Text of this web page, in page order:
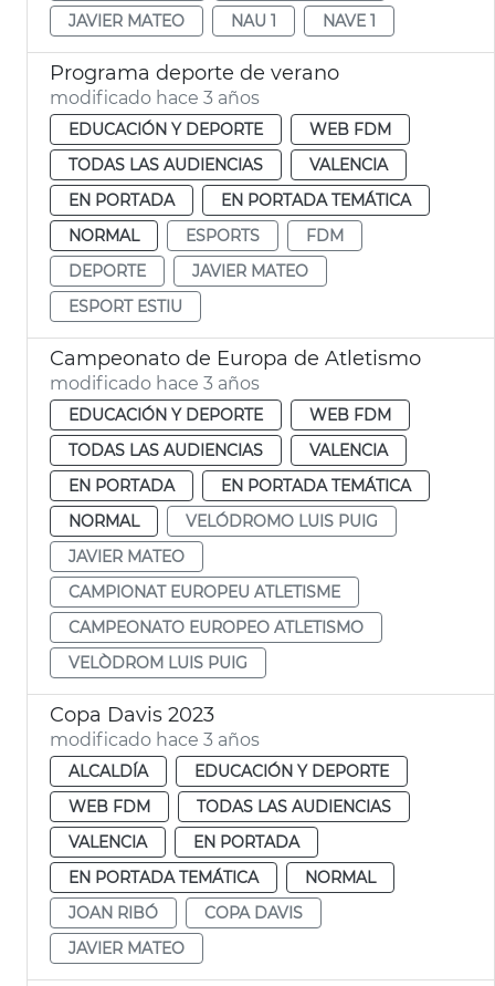
JAVIER MATEO
NAU 1 NAVE 1
Programa deporte de verano
modificado hace 3 años
EDUCACIÓN Y DEPORTE
WEB FDM
TODAS LAS AUDIENCIAS
VALENCIA
EN PORTADA
EN PORTADA TEMÁTICA
NORMAL
ESPORTS
FDM
DEPORTE
JAVIER MATEO
ESPORT ESTIU
Campeonato de Europa de Atletismo
modificado hace 3 años
EDUCACIÓN Y DEPORTE
WEB FDM
TODAS LAS AUDIENCIAS
VALENCIA
EN PORTADA
EN PORTADA TEMÁTICA
NORMAL
VELÓDROMO LUIS PUIG
JAVIER MATEO
CAMPIONAT EUROPEU ATLETISME
CAMPEONATO EUROPEO ATLETISMO
VELÒDROM LUIS PUIG
Copa Davis 2023
modificado hace 3 años
ALCALDÍA
EDUCACIÓN Y DEPORTE
WEB FDM
TODAS LAS AUDIENCIAS
VALENCIA
EN PORTADA
EN PORTADA TEMÁTICA
NORMAL
JOAN RIBÓ
COPA DAVIS
JAVIER MATEO